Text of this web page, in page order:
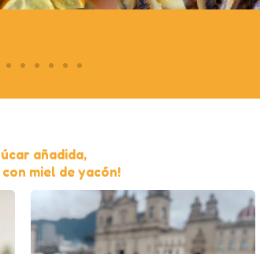
añadida,
miel de yacón!